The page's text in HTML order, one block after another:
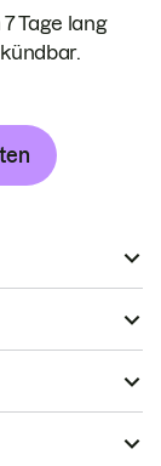
Tage lang